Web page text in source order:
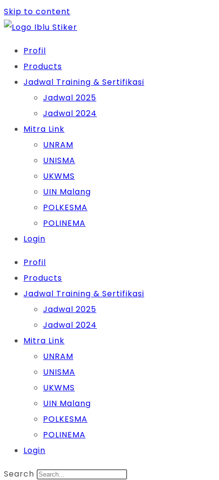
Skip to content
Profil
Products
Jadwal Training & Sertifikasi
Jadwal 2025
Jadwal 2024
Mitra Link
UNRAM
UNISMA
UKWMS
UIN Malang
POLKESMA
POLINEMA
Login
Profil
Products
Jadwal Training & Sertifikasi
Jadwal 2025
Jadwal 2024
Mitra Link
UNRAM
UNISMA
UKWMS
UIN Malang
POLKESMA
POLINEMA
Login
Search